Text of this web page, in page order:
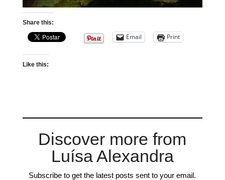
Share this:
Email Print
Like this:
Discover more from
Luísa Alexandra
Subscribe to get the latest posts sent to your email.